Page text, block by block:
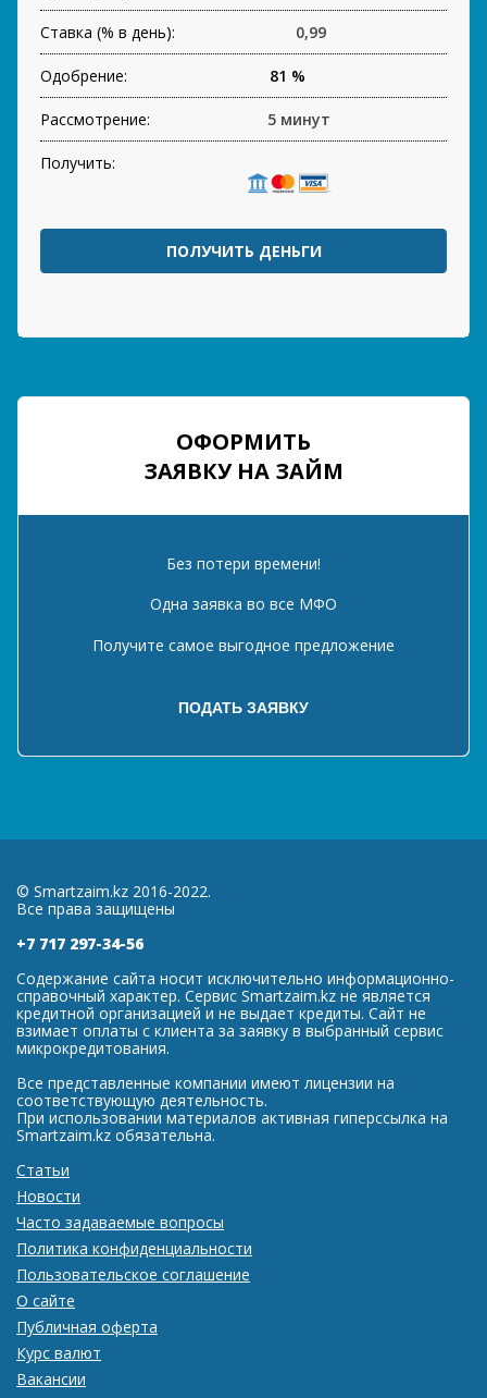
Ставка (% в день): 0,99
Одобрение: 81 %
Рассмотрение: 5 минут
Получить:
ПОЛУЧИТЬ ДЕНЬГИ
ОФОРМИТЬ
ЗАЯВКУ НА ЗАЙМ
Без потери времени!
Одна заявка во все МФО
Получите самое выгодное предложение
© Smartzaim.kz 2016-2022.
Все права защищены
+7 717 297-34-56
Содержание сайта носит исключительно информационно-
справочный характер. Сервис Smartzaim.kz не является
кредитной организацией и не выдает кредиты. Сайт не
взимает оплаты с клиента за заявку в выбранный сервис
микрокредитования.
Все представленные компании имеют лицензии на
соответствующую деятельность.
При использовании материалов активная гиперссылка на
Smartzaim.kz обязательна.
Статьи
Новости
Часто задаваемые вопросы
Политика конфиденциальности
Пользовательское соглашение
О сайте
Публичная оферта
Курс валют
Вакансии